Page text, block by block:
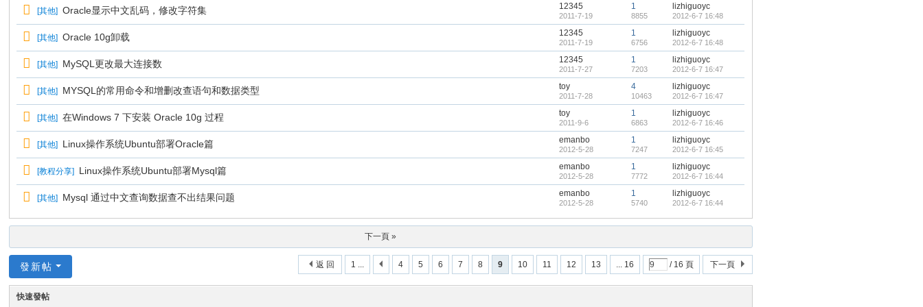
[其他] Oracle显示中文乱码，修改字符集 12345
2011-7-19
1
8855
lizhiguoyc
2012-6-7 16:48
[其他] Oracle 10g卸载 12345
2011-7-19
1
6756
lizhiguoyc
2012-6-7 16:48
[其他] MySQL更改最大连接数 12345
2011-7-27
1
7203
lizhiguoyc
2012-6-7 16:47
[其他] MYSQL的常用命令和增删改查语句和数据类型 toy
2011-7-28
4
10463
lizhiguoyc
2012-6-7 16:47
[其他] 在Windows 7 下安装 Oracle 10g 过程 toy
2011-9-6
1
6863
lizhiguoyc
2012-6-7 16:46
[其他] Linux操作系统Ubuntu部署Oracle篇 emanbo
2012-5-28
1
7247
lizhiguoyc
2012-6-7 16:45
[教程分享] Linux操作系统Ubuntu部署Mysql篇 emanbo
2012-5-28
1
7772
lizhiguoyc
2012-6-7 16:44
[其他] Mysql 通过中文查询数据查不出结果问题 emanbo
2012-5-28
1
5740
lizhiguoyc
2012-6-7 16:44
下一頁 »
1 ... 4 5 6 7 8 9 10 11 12 13 ... 16 / 16 頁 下一頁
返 回
發新帖
快速發帖